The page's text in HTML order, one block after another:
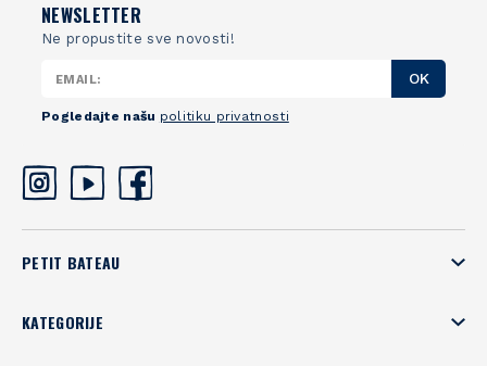
NEWSLETTER
Ne propustite sve novosti!
OK
Pogledajte našu politiku privatnosti
PETIT BATEAU
KATEGORIJE